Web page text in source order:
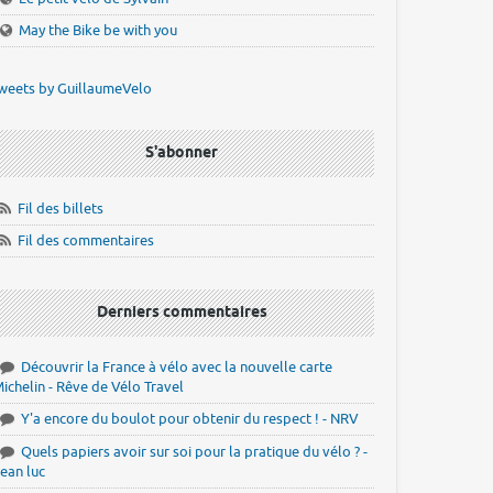
May the Bike be with you
by GuillaumeVelo
S'abonner
Fil des billets
Fil des commentaires
Derniers commentaires
Découvrir la France à vélo avec la nouvelle carte
- Rêve de Vélo Travel
Y'a encore du boulot pour obtenir du respect ! - NRV
Quels papiers avoir sur soi pour la pratique du vélo ? -
luc